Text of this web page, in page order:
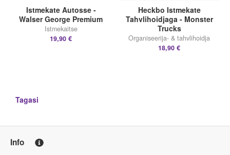
Istmekate Autosse -
Walser George Premium
Istmekaitse
19,90 €
Heckbo Istmekate
Tahvlihoidjaga - Monster
Trucks
Organiseerija- & tahvlihoidja
18,90 €
Tagasi
Info